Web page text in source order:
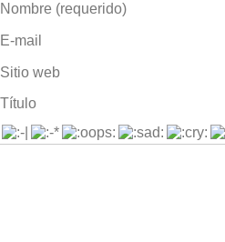
Nombre (requerido)
E-mail
Sitio web
Título